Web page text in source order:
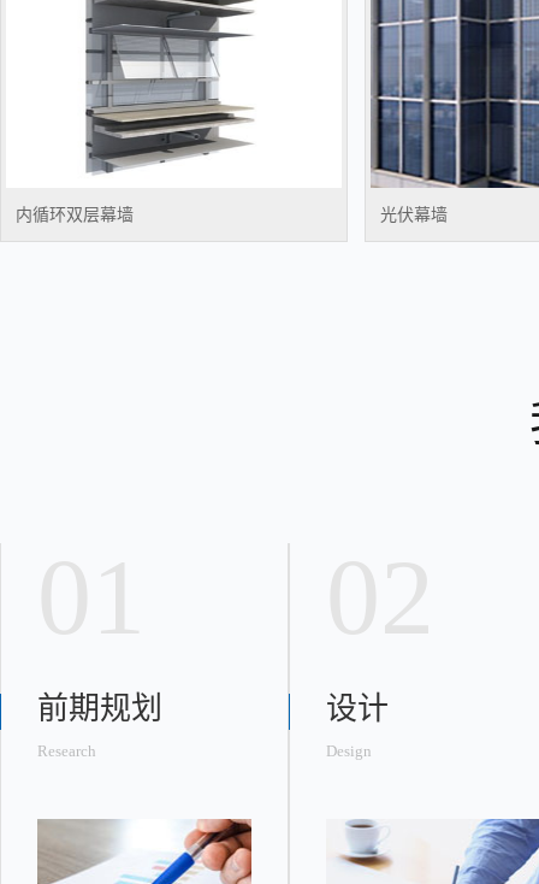
内循环双层幕墙 光伏幕墙
01
前期规划
Research
02
设计
Design